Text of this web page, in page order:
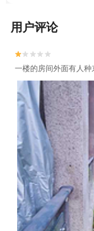
用户评论


一楼的房间外面有人